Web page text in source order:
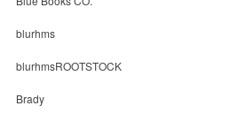
blurhms
blurhmsROOTSTOCK
Brady